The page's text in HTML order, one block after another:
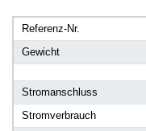
Referenz-Nr.
Gewicht
Stromanschluss
Stromverbrauch